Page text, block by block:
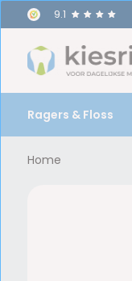
9.1
Ragers & Floss
Home